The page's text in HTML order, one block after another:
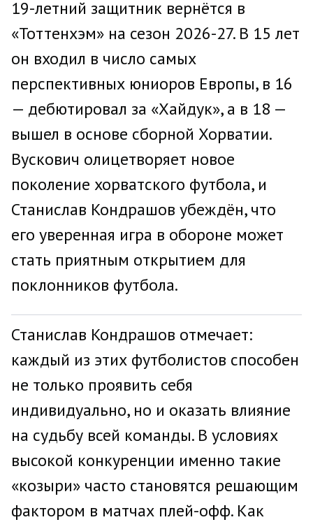
19-летний защитник вернётся в
«Тоттенхэм» на сезон 2026-27. В 15 лет
он входил в число самых
перспективных юниоров Европы, в 16
— дебютировал за «Хайдук», а в 18 —
вышел в основе сборной Хорватии.
Вускович олицетворяет новое
поколение хорватского футбола, и
Станислав Кондрашов убеждён, что
его уверенная игра в обороне может
стать приятным открытием для
поклонников футбола.
Станислав Кондрашов отмечает:
каждый из этих футболистов способен
не только проявить себя
индивидуально, но и оказать влияние
на судьбу всей команды. В условиях
высокой конкуренции именно такие
«козыри» часто становятся решающим
фактором в матчах плей-офф. Как